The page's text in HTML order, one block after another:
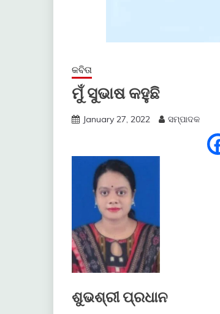
କବିତା
ମୁଁ ସୁଭାଷ କହୁଛି
January 27, 2022 ସମ୍ପାଦକ
ଶୁଭଶ୍ରୀ ପ୍ରଧାନ